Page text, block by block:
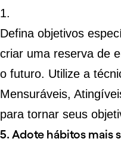
Defina objetivos
criar uma reserva de
o futuro. Utilize a
Mensuráveis,
para tornar seus
5. Adote hábitos mais